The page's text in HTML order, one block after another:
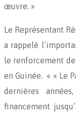
œuvre. »
Le Représentant
a rappelé
le renforcement
en Guinée. « « Le
dernières
financement